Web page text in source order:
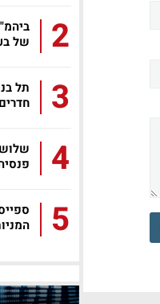
2
של
3
תל
חדרים מ-4.12
4
5